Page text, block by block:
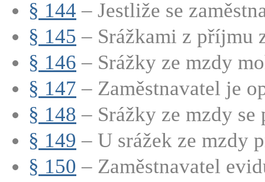
§ 144 – Jestliže se
§ 145 – Srážkami z příjmu
§ 146 – Srážky ze mzdy
§ 147 – Zaměstnavatel je
§ 148 – Srážky ze mzdy se
§ 149 – U srážek ze mzdy
§ 150 – Zaměstnavatel